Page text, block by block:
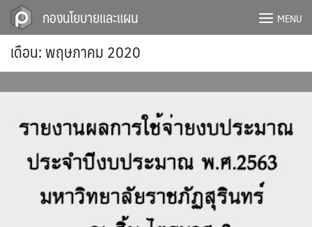
Skip
content
กองนโยบายและแผน MENU
เดือน:พฤษภาคม 2020